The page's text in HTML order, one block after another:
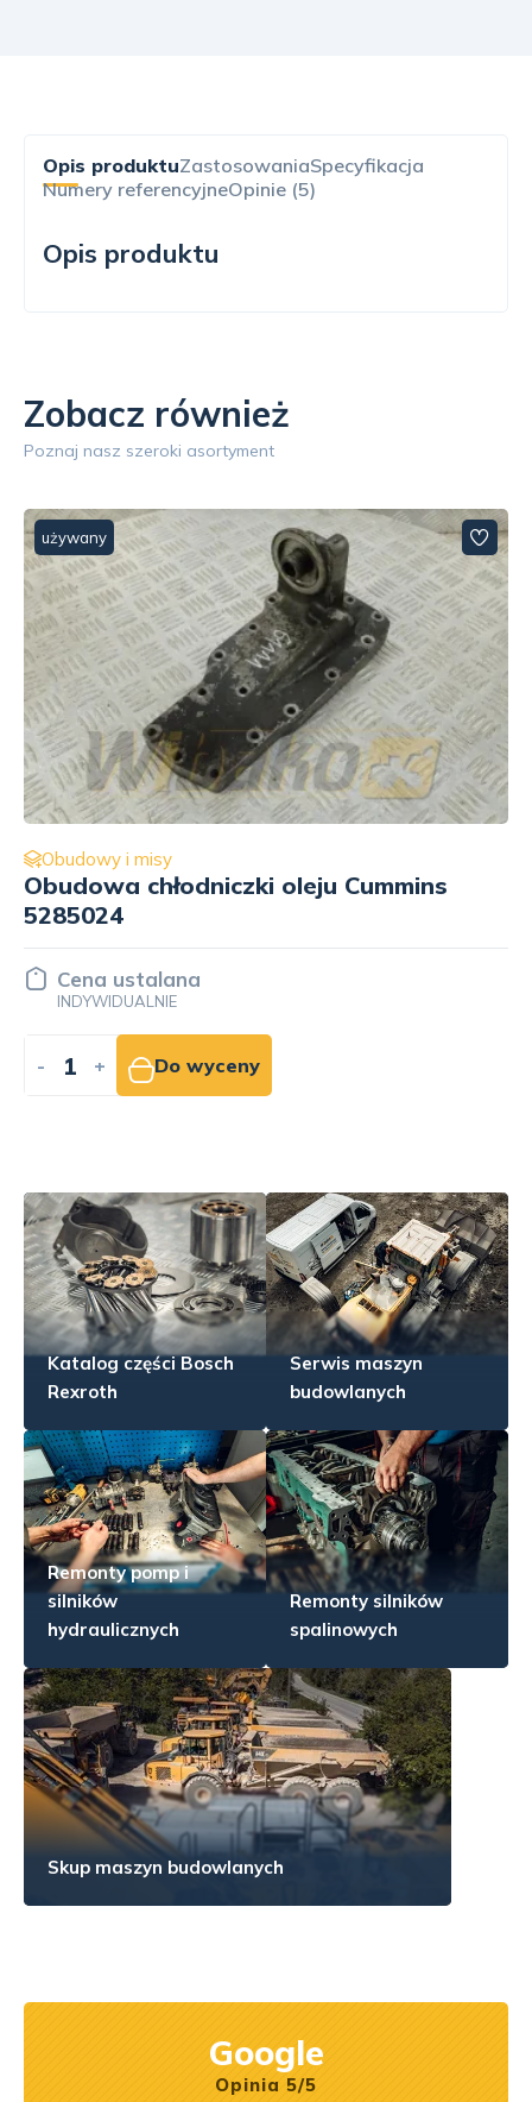
Opis produktuZastosowaniaSpecyfikacja
Numery referencyjneOpinie (5)
Opis produktu
Zobacz również
Poznaj nasz szeroki asortyment
używany
Obudowy i misy
Wspornik alternatora Cummins
5260169
Cena ustalana
INDYWIDUALNIE
- + Do wyceny
Katalog części Bosch
Rexroth
Serwis maszyn
budowlanych
Remonty pomp i
silników
hydraulicznych
Remonty silników
spalinowych
Skup maszyn budowlanych
Google
Opinia 5/5